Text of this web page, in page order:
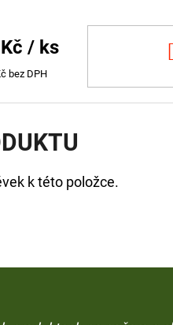
/ ks
bez DPH
k této položce.